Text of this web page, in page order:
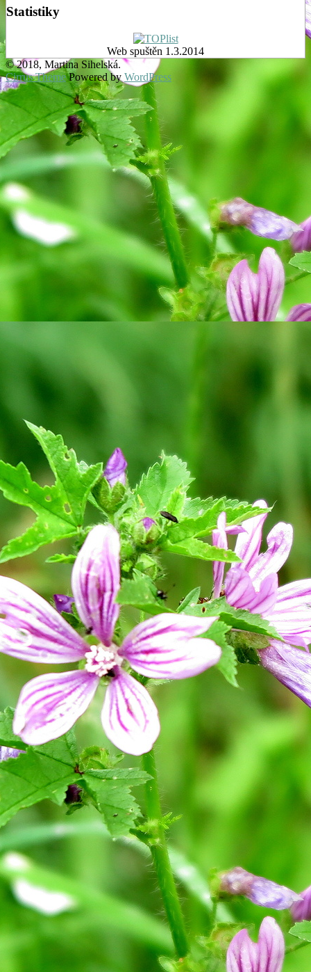
Statistiky
Web spuštěn 1.3.2014
© 2018, Martina Sihelská.
Cirrus ThemePowered by WordPress